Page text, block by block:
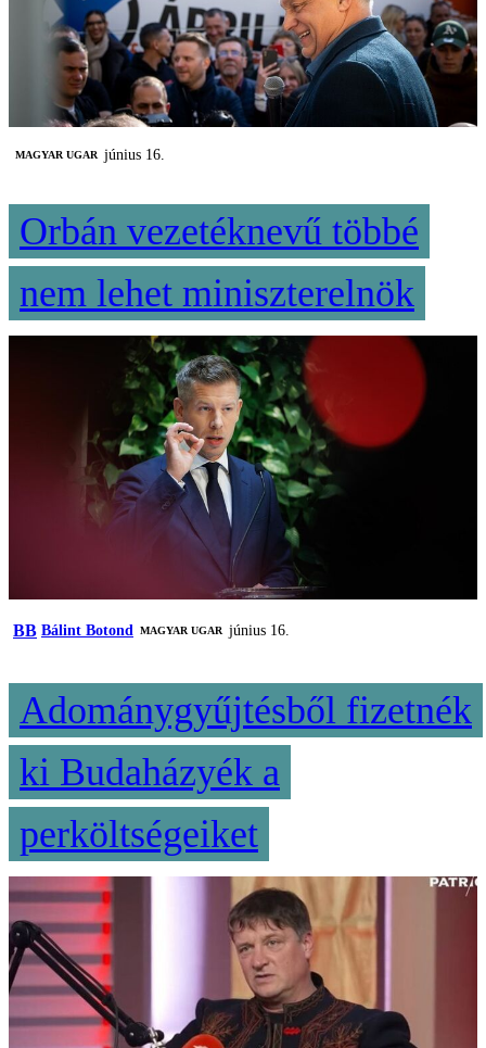
MAGYAR UGAR június 16.
Orbán vezetéknevű többé
nem lehet miniszterelnök
BB Bálint Botond MAGYAR UGAR június 16.
Adománygyűjtésből fizetnék
ki Budaházyék a
perköltségeiket